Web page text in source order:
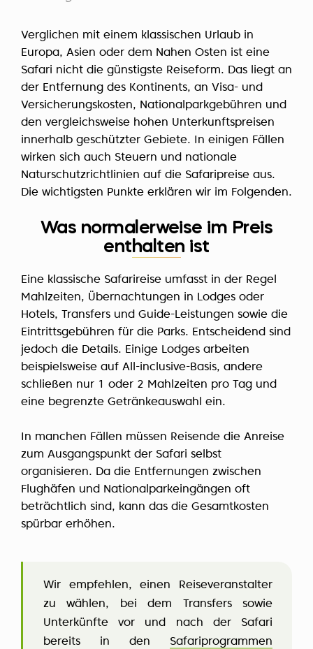
Verglichen mit einem klassischen Urlaub in
Europa, Asien oder dem Nahen Osten ist eine
Safari nicht die günstigste Reiseform. Das liegt an
der Entfernung des Kontinents, an Visa- und
Versicherungskosten, Nationalparkgebühren und
den vergleichsweise hohen Unterkunftspreisen
innerhalb geschützter Gebiete. In einigen Fällen
wirken sich auch Steuern und nationale
Naturschutzrichtlinien auf die Safaripreise aus.
Die wichtigsten Punkte erklären wir im Folgenden.
Was normalerweise im Preis
enthalten ist
Eine klassische Safarireise umfasst in der Regel
Mahlzeiten, Übernachtungen in Lodges oder
Hotels, Transfers und Guide-Leistungen sowie die
Eintrittsgebühren für die Parks. Entscheidend sind
jedoch die Details. Einige Lodges arbeiten
beispielsweise auf All-inclusive-Basis, andere
schließen nur 1 oder 2 Mahlzeiten pro Tag und
eine begrenzte Getränkeauswahl ein.
In manchen Fällen müssen Reisende die Anreise
zum Ausgangspunkt der Safari selbst
organisieren. Da die Entfernungen zwischen
Flughäfen und Nationalparkeingängen oft
beträchtlich sind, kann das die Gesamtkosten
spürbar erhöhen.
Wir empfehlen, einen Reiseveranstalter
zu wählen, bei dem Transfers sowie
Unterkünfte vor und nach der Safari
bereits in den Safariprogrammen